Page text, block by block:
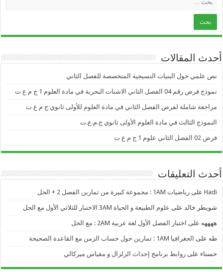
أحدث المقالات
نص علمي حول البنيات النسيجية المتخصصة للفصل الثاني
نموذج فرض رقم 04 الفصل الثاني الاشنات البحرية في مادة العلوم 1 ج م ع ت
مراجعة شاملة لفرض الفصل الثاني في مادة العلوم للأولى ثانوي ج م ع ت
النموذج الثالث في مادة العلوم الأولى ثانوي ج.م.ع.ت
فرض 02 الفصل الثاني علوم 1 ج م ع ت
أحدث التعليقات
Hadi علىرياضيات 1AM : مجموعة كبيرة من تمارين الفصل 2 + الحل
شويطر خالد على علوم الطبيعة و الحياة 3AM الاختبار للثلاثي الأول مع الحل
ههههه على اختبار الفصل الأول لغة عربية 2AM : مع الحل
طه على الجغرافيا 1AM : تمارين حول حساب الزمن مع القاعدة الصحيحة
حسناء علىروابط برنامج إحداث الزلزال و مقياس ميركالي